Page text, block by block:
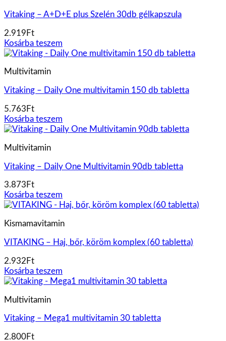
Vitaking – A+D+E plus Szelén 30db gélkapszula
2.919 Ft
Kosárba teszem
Multivitamin
Vitaking – Daily One multivitamin 150 db tabletta
5.763 Ft
Kosárba teszem
Multivitamin
Vitaking – Daily One Multivitamin 90db tabletta
3.873 Ft
Kosárba teszem
Kismamavitamin
VITAKING – Haj, bőr, köröm komplex (60 tabletta)
2.932 Ft
Kosárba teszem
Multivitamin
Vitaking – Mega1 multivitamin 30 tabletta
2.800Ft